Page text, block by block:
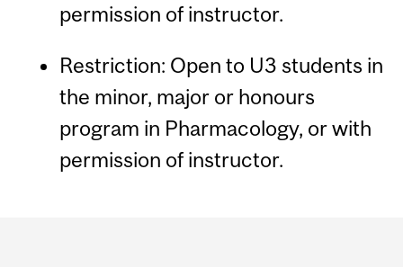
permission of instructor.
Restriction: Open to U3 students in
the minor, major or honours
program in Pharmacology, or with
permission of instructor.